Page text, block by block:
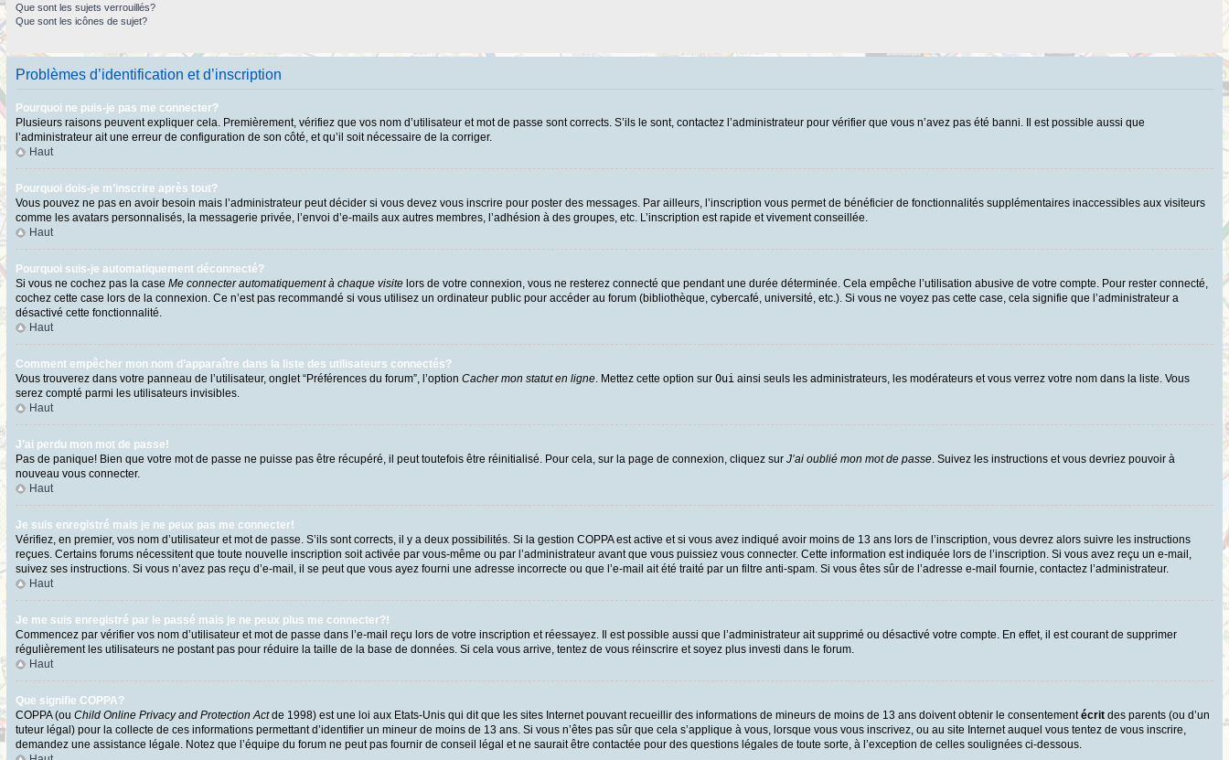
Que sont les sujets verrouillés?
Que sont les icônes de sujet?
Problèmes d’identification et d’inscription
Pourquoi ne puis-je pas me connecter?
Plusieurs raisons peuvent expliquer cela. Premièrement, vérifiez que vos nom d’utilisateur et mot de passe sont corrects. S’ils le sont, contactez l’administrateur pour vérifier que vous n’avez pas été banni. Il est possible aussi que
l’administrateur ait une erreur de configuration de son côté, et qu’il soit nécessaire de la corriger.
Haut
Pourquoi dois-je m’inscrire après tout?
Vous pouvez ne pas en avoir besoin mais l’administrateur peut décider si vous devez vous inscrire pour poster des messages. Par ailleurs, l’inscription vous permet de bénéficier de fonctionnalités supplémentaires inaccessibles aux visiteurs
comme les avatars personnalisés, la messagerie privée, l’envoi d’e-mails aux autres membres, l’adhésion à des groupes, etc. L’inscription est rapide et vivement conseillée.
Haut
Pourquoi suis-je automatiquement déconnecté?
Si vous ne cochez pas la case Me connecter automatiquement à chaque visite lors de votre connexion, vous ne resterez connecté que pendant une durée déterminée. Cela empêche l’utilisation abusive de votre compte. Pour rester connecté,
cochez cette case lors de la connexion. Ce n’est pas recommandé si vous utilisez un ordinateur public pour accéder au forum (bibliothèque, cybercafé, université, etc.). Si vous ne voyez pas cette case, cela signifie que l’administrateur a
désactivé cette fonctionnalité.
Haut
Comment empêcher mon nom d’apparaître dans la liste des utilisateurs connectés?
Vous trouverez dans votre panneau de l’utilisateur, onglet “Préférences du forum”, l’option Cacher mon statut en ligne . Mettez cette option sur Oui ainsi seuls les administrateurs, les modérateurs et vous verrez votre nom dans la liste. Vous
serez compté parmi les utilisateurs invisibles.
Haut
J’ai perdu mon mot de passe!
Pas de panique! Bien que votre mot de passe ne puisse pas être récupéré, il peut toutefois être réinitialisé. Pour cela, sur la page de connexion, cliquez sur J’ai oublié mon mot de passe . Suivez les instructions et vous devriez pouvoir à
nouveau vous connecter.
Haut
Je suis enregistré mais je ne peux pas me connecter!
Vérifiez, en premier, vos nom d’utilisateur et mot de passe. S’ils sont corrects, il y a deux possibilités. Si la gestion COPPA est active et si vous avez indiqué avoir moins de 13 ans lors de l’inscription, vous devrez alors suivre les instructions
reçues. Certains forums nécessitent que toute nouvelle inscription soit activée par vous-même ou par l’administrateur avant que vous puissiez vous connecter. Cette information est indiquée lors de l’inscription. Si vous avez reçu un e-mail,
suivez ses instructions. Si vous n’avez pas reçu d’e-mail, il se peut que vous ayez fourni une adresse incorrecte ou que l’e-mail ait été traité par un filtre anti-spam. Si vous êtes sûr de l’adresse e-mail fournie, contactez l’administrateur.
Haut
Je me suis enregistré par le passé mais je ne peux plus me connecter?!
Commencez par vérifier vos nom d’utilisateur et mot de passe dans l’e-mail reçu lors de votre inscription et réessayez. Il est possible aussi que l’administrateur ait supprimé ou désactivé votre compte. En effet, il est courant de supprimer
régulièrement les utilisateurs ne postant pas pour réduire la taille de la base de données. Si cela vous arrive, tentez de vous réinscrire et soyez plus investi dans le forum.
Haut
Que signifie COPPA?
COPPA (ou Child Online Privacy and Protection Actde 1998) est une loi aux Etats-Unis qui dit que les sites Internet pouvant recueillir des informations de mineurs de moins de 13 ans doivent obtenir le consentementécrit des parents (ou d’un
tuteur légal) pour la collecte de ces informations permettant d’identifier un mineur de moins de 13 ans. Si vous n’êtes pas sûr que cela s’applique à vous, lorsque vous vous inscrivez, ou au site Internet auquel vous tentez de vous inscrire,
demandez une assistance légale. Notez que l’équipe du forum ne peut pas fournir de conseil légal et ne saurait être contactée pour des questions légales de toute sorte, à l’exception de celles soulignées ci-dessous.